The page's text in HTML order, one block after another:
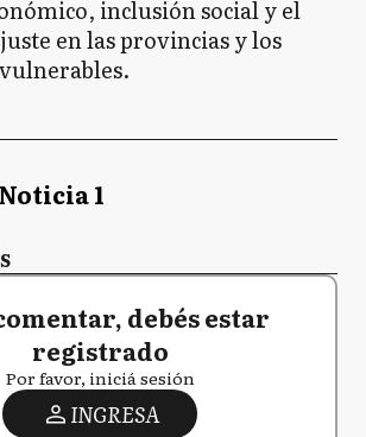
inclusión social y el
en las provincias y los
1
debés estar
registrado
Por favor, iniciá sesión
INGRESA